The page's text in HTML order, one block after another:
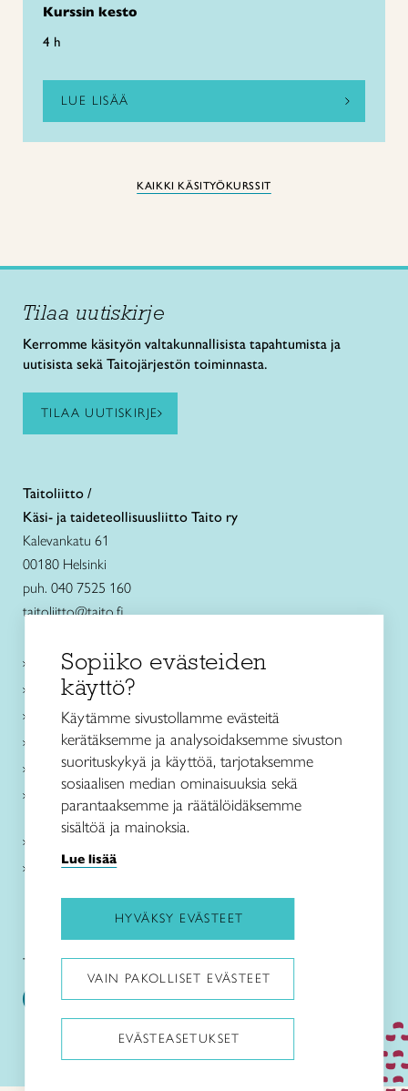
Kurssin kesto
4 h
LUE LISÄÄ
KAIKKI KÄSITYÖKURSSIT
Tilaa uutiskirje
Kerromme käsityön valtakunnallisista tapahtumista ja
uutisista sekä Taitojärjestön toiminnasta.
TILAA UUTISKIRJE
Taitoliitto /
Käsi- ja taideteollisuusliitto Taito ry
Kalevankatu 61
00180 Helsinki
puh. 040 7525 160
taitoliitto@taito.fi
Käsityökurssit ja koulutus
Ajankohtaista
Käsityöohjeet
Me olemme Taito
Paikallinen toiminta
Verkkokaupat
Kirjaudu Arviin
Kirjaudu Taitocampukseen
Taitoliitto: Taito-lehti:
Sopiiko evästeiden
käyttö?
Käytämme sivustollamme evästeitä
kerätäksemme ja analysoidaksemme sivuston
suorituskykyä ja käyttöä, tarjotaksemme
sosiaalisen median ominaisuuksia sekä
parantaaksemme ja räätälöidäksemme
sisältöä ja mainoksia.
Lue lisää
HYVÄKSY EVÄSTEET
VAIN PAKOLLISET EVÄSTEET
EVÄSTEASETUKSET